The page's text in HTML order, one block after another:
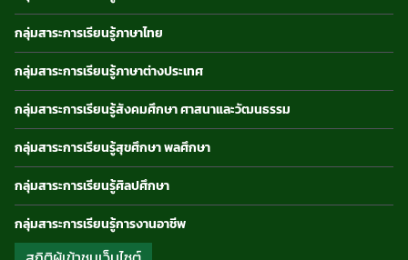
กลุ่มสาระการเรียนรู้ภาษาไทย
กลุ่มสาระการเรียนรู้ภาษาต่างประเทศ
กลุ่มสาระการเรียนรู้สังคมศึกษา ศาสนาและวัฒนธรรม
กลุ่มสาระการเรียนรู้สุขศึกษา พลศึกษา
กลุ่มสาระการเรียนรู้ศิลปศึกษา
กลุ่มสาระการเรียนรู้การงานอาชีพ